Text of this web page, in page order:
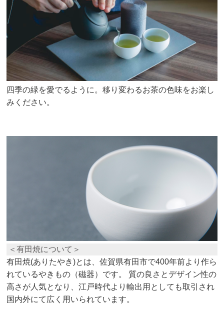
四季の緑を愛でるように。移り変わるお茶の色味をお楽し
みください。
＜有田焼について＞
有田焼(ありたやき)とは、佐賀県有田市で400年前より作ら
れているやきもの（磁器）です。 質の良さとデザイン性の
高さが人気となり、江戸時代より輸出用としても取引され
国内外にて広く用いられています。